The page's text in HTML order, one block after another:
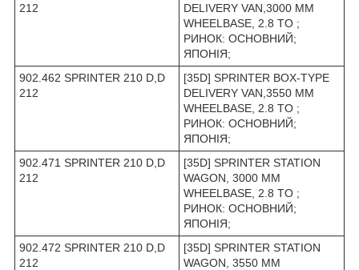
212
DELIVERY VAN,3000 MM
WHEELBASE, 2.8 TO ;
РИНОК: ОСНОВНИЙ;
ЯПОНІЯ;
902.462 SPRINTER 210 D,D
212
[35D] SPRINTER BOX-TYPE
DELIVERY VAN,3550 MM
WHEELBASE, 2.8 TO ;
РИНОК: ОСНОВНИЙ;
ЯПОНІЯ;
902.471 SPRINTER 210 D,D
212
[35D] SPRINTER STATION
WAGON, 3000 MM
WHEELBASE, 2.8 TO ;
РИНОК: ОСНОВНИЙ;
ЯПОНІЯ;
902.472 SPRINTER 210 D,D
212
[35D] SPRINTER STATION
WAGON, 3550 MM